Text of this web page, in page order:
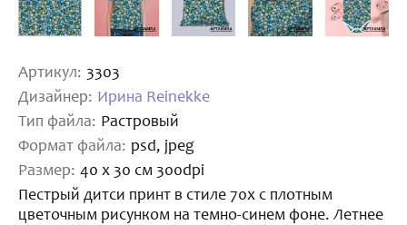
Артикул: 3303
Дизайнер: Ирина Reinekke
Тип файла: Растровый
Формат файла: psd, jpeg
Размер: 40 х 30 см 300dpi
Пестрый дитси принт в стиле 70х с плотным
цветочным рисунком на темно-синем фоне. Летнее